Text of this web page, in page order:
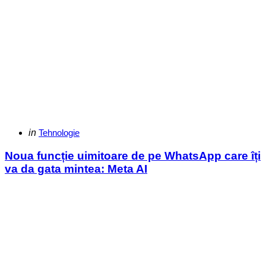
Categories
Posted
in Tehnologie
Noua funcție uimitoare de pe WhatsApp care îți
va da gata mintea: Meta AI